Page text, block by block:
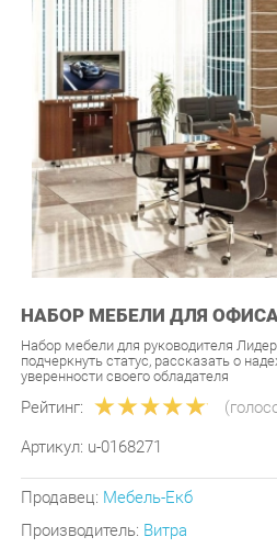
НАБОР МЕБЕЛИ ДЛЯ ОФИСА
Набор мебели для руководителя Лидер
уверенности своего обладателя
Рейтинг: (голосов:
Артикул: u-0168271
Производитель:Витра
Последняя цена: 173 690